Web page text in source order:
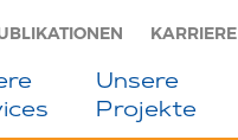
KARRIERE
Unsere
Projekte